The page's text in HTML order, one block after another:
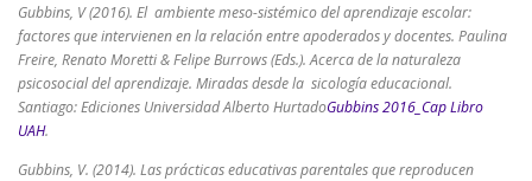
Gubbins, V (2016). El ambiente meso-sistémico del aprendizaje escolar:
factores que intervienen en la relación entre apoderados y docentes. Paulina
Freire, Renato Moretti & Felipe Burrows (Eds.).Acerca de la naturaleza
psicosocial del aprendizaje. Miradas desde la sicología educacional.
Santiago: Ediciones Universidad Alberto HurtadoGubbins 2016_Cap Libro
UAH.
Gubbins, V. (2014). Las prácticas educativas parentales que reproducen